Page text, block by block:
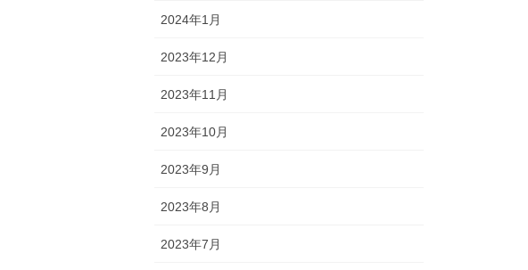
2024年1月
2023年12月
2023年11月
2023年10月
2023年9月
2023年8月
2023年7月